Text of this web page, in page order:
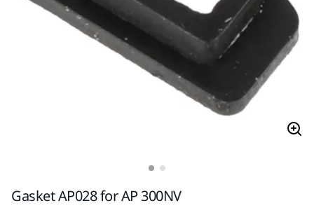
Gasket AP028 for AP 300NV